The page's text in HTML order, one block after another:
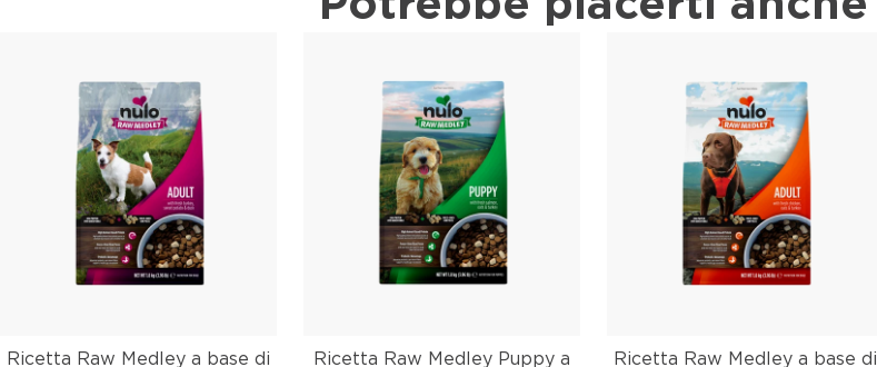
Ricetta Raw Medley a base di
Ricetta Raw Medley Puppy a
Ricetta Raw Medley a base di